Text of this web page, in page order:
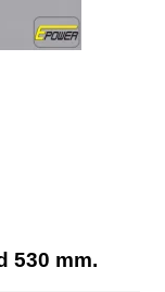
530 mm.